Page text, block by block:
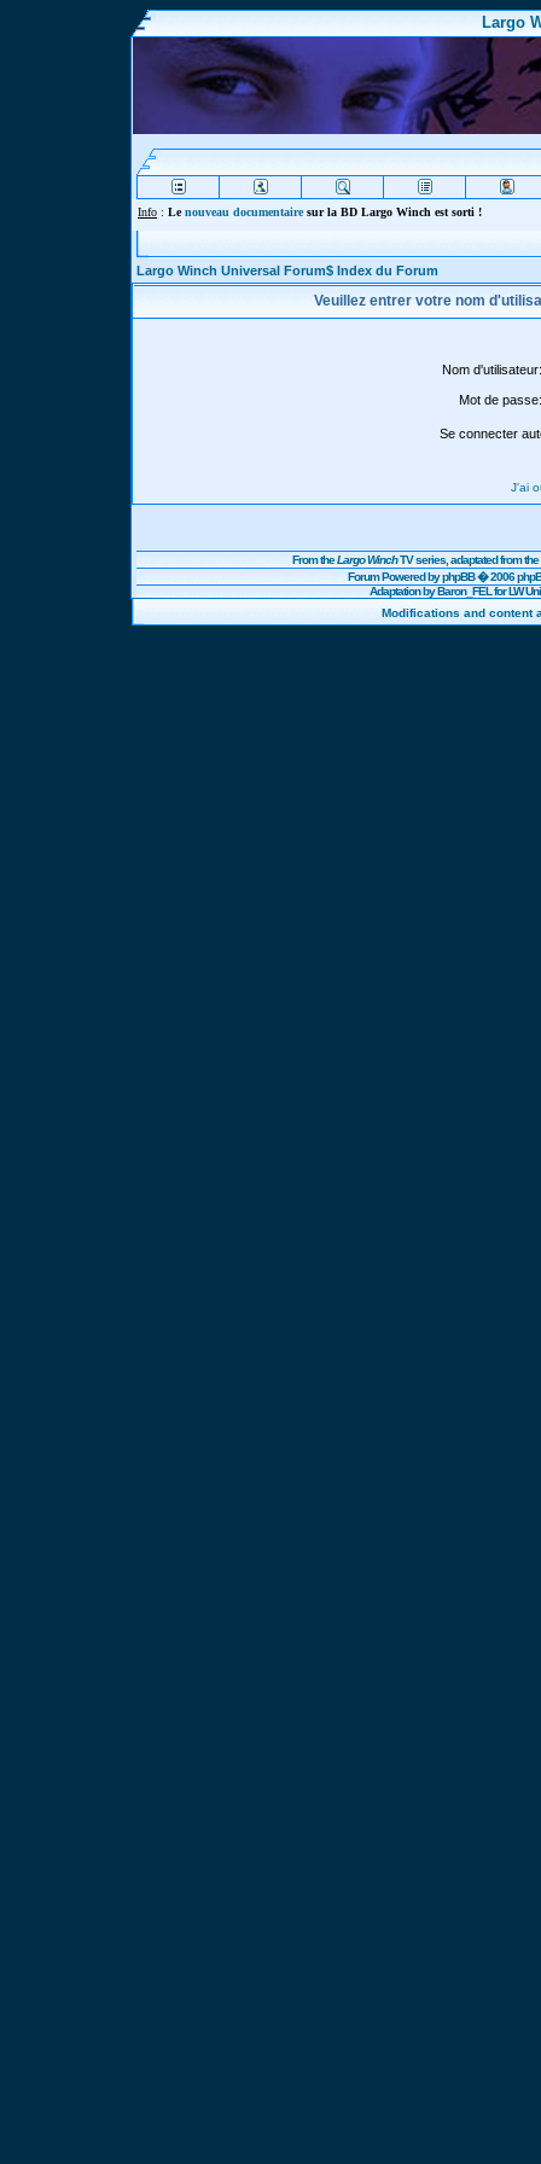
Largo
Info : Lenouveau documentairesur la BD Largo Winch est sorti !
Largo Winch Universal Forum$ Index du Forum
Veuillez entrer votre nom
Nom d'utilisateur:
Mot de passe:
Se connecter
J'ai
From theLargo WinchTV series, adaptated from
Forum Powered byphpBB� 2006
Adaptation by Baron_FEL for LW
Modifications and content